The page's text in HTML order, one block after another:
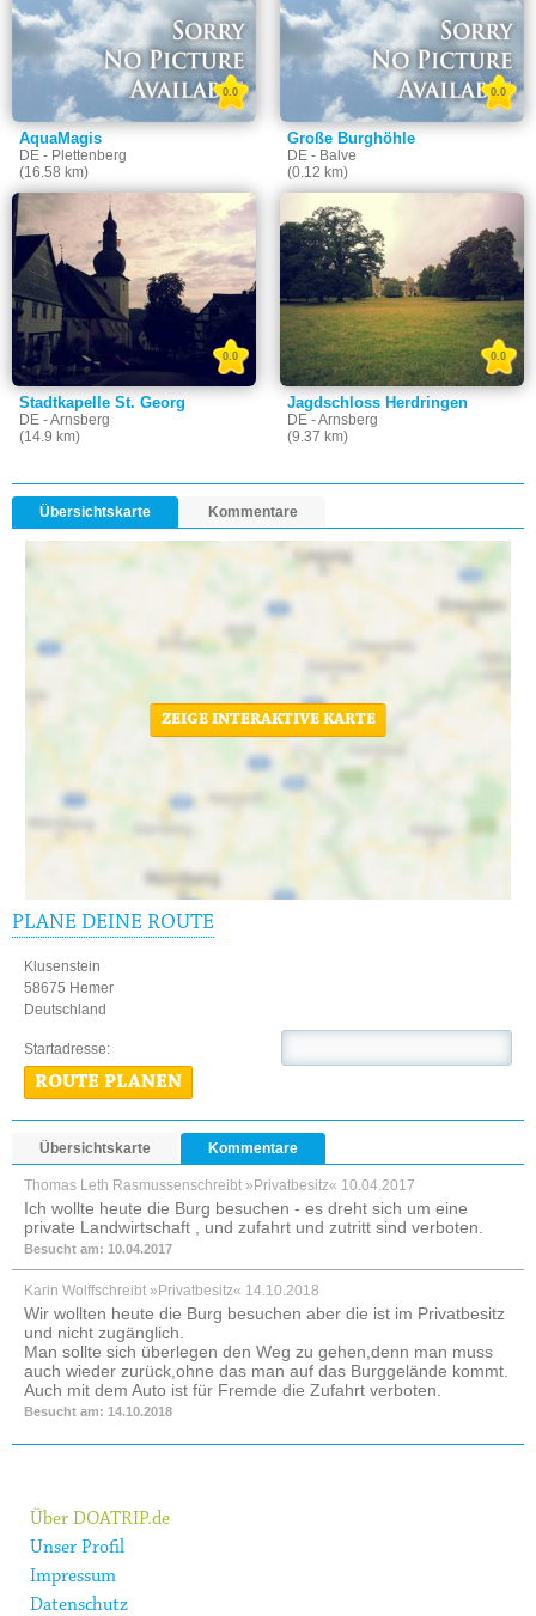
AquaMagis
DE - Plettenberg
(16.58 km)
0.0
Große Burghöhle
DE - Balve
(0.12 km)
0.0
Stadtkapelle St. Georg
DE - Arnsberg
(14.9 km)
0.0
Jagdschloss Herdringen
DE - Arnsberg
(9.37 km)
0.0
Übersichtskarte Kommentare
ZEIGE INTERAKTIVE KARTE
PLANE DEINE ROUTE
Klusenstein
58675 Hemer
Deutschland
Startadresse:
ROUTE PLANEN
Übersichtskarte Kommentare
Thomas Leth Rasmussenschreibt »Privatbesitz« 10.04.2017
Ich wollte heute die Burg besuchen - es dreht sich um eine
private Landwirtschaft , und zufahrt und zutritt sind verboten.
Besucht am: 10.04.2017
Karin Wolffschreibt »Privatbesitz« 14.10.2018
Wir wollten heute die Burg besuchen aber die ist im Privatbesitz
und nicht zugänglich.
Man sollte sich überlegen den Weg zu gehen,denn man muss
auch wieder zurück,ohne das man auf das Burggelände kommt.
Auch mit dem Auto ist für Fremde die Zufahrt verboten.
Besucht am: 14.10.2018
Über DOATRIP.de
Unser Profil
Impressum
Datenschutz